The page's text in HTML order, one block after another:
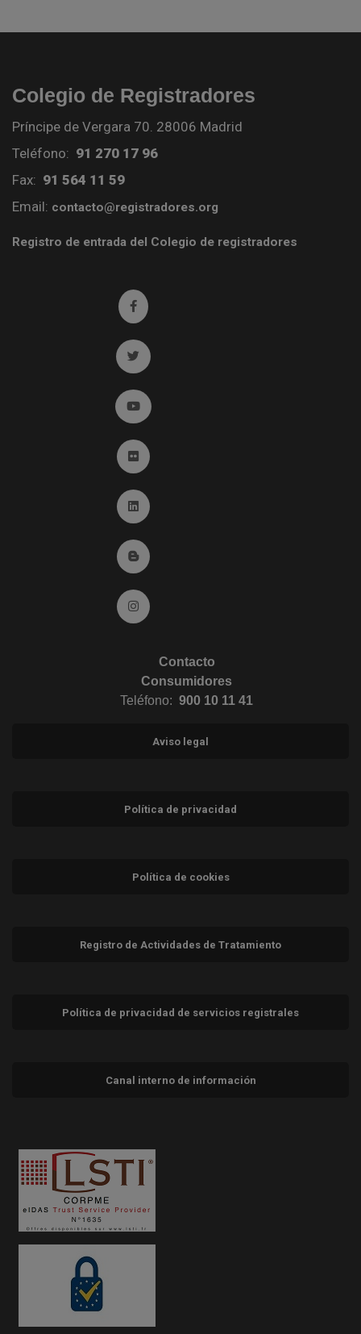
Colegio de Registradores
Príncipe de Vergara 70. 28006 Madrid
Teléfono: 91 270 17 96
Fax: 91 564 11 59
Email: contacto@registradores.org
Registro de entrada del Colegio de registradores
Ir a facebook (abre en ventana nueva)
Ir a twitter (abre en ventana nueva)
Ir a YouTube (abre en ventana nueva)
Ir a Flickr (abre en ventana nueva)
Ir a Linkedin (abre en ventana nueva)
Ir al Blog (abre en ventana nueva)
Ir a Instagram (abre en ventana nueva)
Contacto
Consumidores
Teléfono: 900 10 11 41
Aviso legal
Política de privacidad
Política de cookies
Registro de Actividades de Tratamiento
Política de privacidad de servicios registrales
Canal interno de información